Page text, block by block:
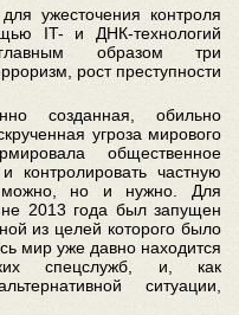
ужесточения контроля
IT- и ДНК-технологий
образом три
рост преступности
созданная, обильно
угроза мирового
общественное
контролировать частную
можно, но и нужно. Для
2013 года был запущен
из целей которого было
мир уже давно находится
спецслужб, и, как
ситуации,